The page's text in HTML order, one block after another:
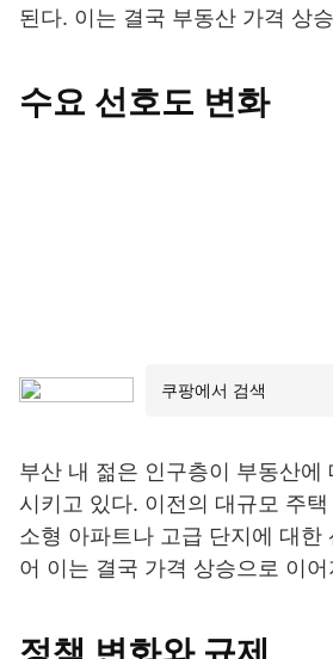
된다. 이는 결국 부동산 가격 상
수요 선호도 변화
부산 내 젊은 인구층이 부동산에
시키고 있다. 이전의 대규모 주
소형 아파트나 고급 단지에 대한
어 이는 결국 가격 상승으로 이